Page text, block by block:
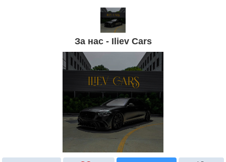
За нас - Iliev Cars